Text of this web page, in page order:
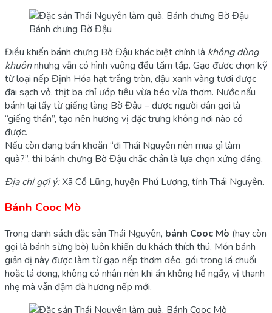
Bánh chưng Bờ Đậu
Điều khiến bánh chưng Bờ Đậu khác biệt chính là không dùng
khuônnhưng vẫn có hình vuông đều tăm tắp. Gạo được chọn kỹ
từ loại nếp Định Hóa hạt trắng tròn, đậu xanh vàng tươi được
đãi sạch vỏ, thịt ba chỉ ướp tiêu vừa béo vừa thơm. Nước nấu
bánh lại lấy từ giếng làng Bờ Đậu – được người dân gọi là
“giếng thần”, tạo nên hương vị đặc trưng không nơi nào có
được.
Nếu còn đang băn khoăn “đi Thái Nguyên nên mua gì làm
quà?”, thì bánh chưng Bờ Đậu chắc chắn là lựa chọn xứng đáng.
Địa chỉ gợi ý:Xã Cổ Lũng, huyện Phú Lương, tỉnh Thái Nguyên.
Bánh Cooc Mò
Trong danh sách đặc sản Thái Nguyên, bánh Cooc Mò (hay còn
gọi là bánh sừng bò) luôn khiến du khách thích thú. Món bánh
giản dị này được làm từ gạo nếp thơm dẻo, gói trong lá chuối
hoặc lá dong, không có nhân nên khi ăn không hề ngấy, vị thanh
nhẹ mà vẫn đậm đà hương nếp mới.